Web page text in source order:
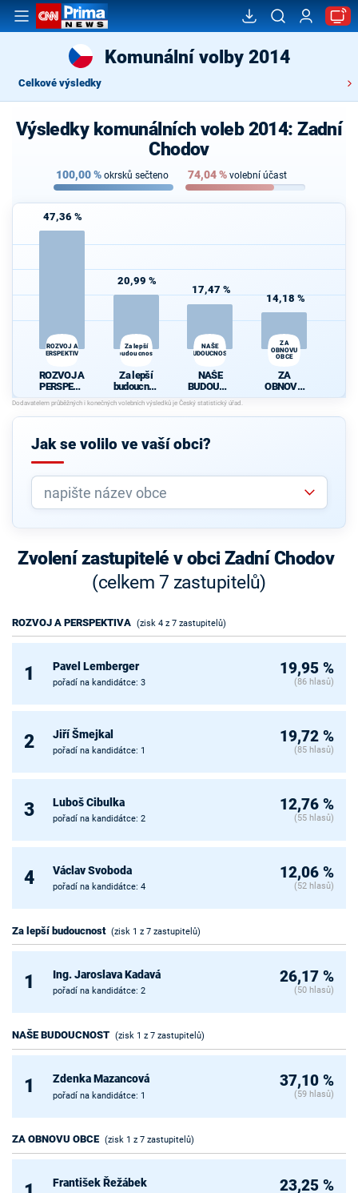
Komunální volby 2014
Celkové výsledky
Výsledky komunálních voleb 2014: Zadní
Chodov
100,00% okrsků sečteno 74,04% volební účast
47,36 %
ROZVOJ A
PERSPEKTIVA
ROZVOJ A
PERSPEKT
IVA
20,99 %
Za lepší
budoucnost
Za lepší
budoucnos
17,47 %
NAŠE
BUDOUCNOST
NAŠE
BUDOUCN
OST
14,18 %
ZA
OBNOVU
OBCE
ZA
OBNOVU
OBCE
Jak se volilo ve vaší obci?
Zvolení zastupitelé v obci Zadní Chodov
(celkem 7 zastupitelů)
ROZVOJ A PERSPEKTIVA (zisk 4 z 7 zastupitelů)
1 Pavel Lemberger
pořadí na kandidátce: 3
19,95 %
(86 hlasů)
2 Jiří Šmejkal
pořadí na kandidátce: 1
19,72 %
(85 hlasů)
3 Luboš Cibulka
pořadí na kandidátce: 2
12,76 %
(55 hlasů)
4 Václav Svoboda
pořadí na kandidátce: 4
12,06 %
(52 hlasů)
Za lepší budoucnost (zisk 1 z 7 zastupitelů)
1 Ing. Jaroslava Kadavá
pořadí na kandidátce: 2
26,17 %
(50 hlasů)
NAŠE BUDOUCNOST (zisk 1 z 7 zastupitelů)
1 Zdenka Mazancová
pořadí na kandidátce: 1
37,10 %
(59 hlasů)
ZA OBNOVU OBCE (zisk 1 z 7 zastupitelů)
František Řežábek 23,25 %